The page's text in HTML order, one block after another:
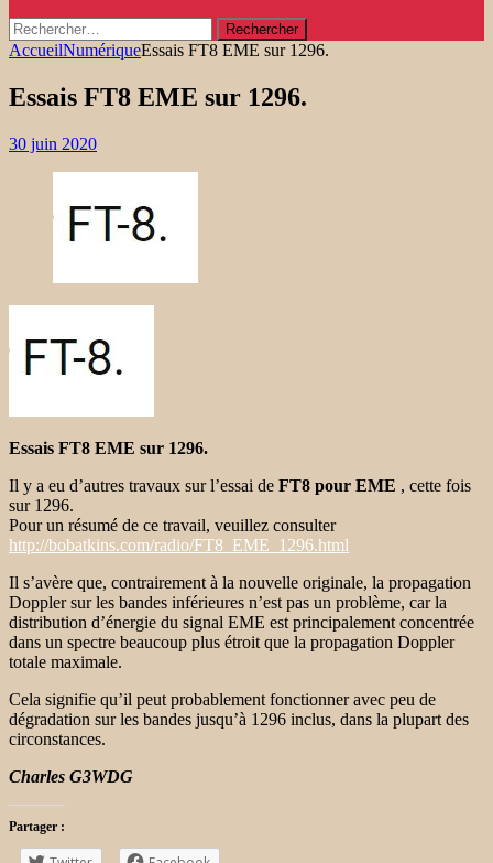
Rechercher :
AccueilNumériqueEssais FT8 EME sur 1296.
Essais FT8 EME sur 1296.
30 juin 2020
Essais FT8 EME sur 1296.
Il y a eu d’autres travaux sur l’essai de FT8 pour EME , cette fois
sur 1296.
Pour un résumé de ce travail, veuillez consulter
http://bobatkins.com/radio/FT8_EME_1296.html
Il s’avère que, contrairement à la nouvelle originale, la propagation
Doppler sur les bandes inférieures n’est pas un problème, car la
distribution d’énergie du signal EME est principalement concentrée
dans un spectre beaucoup plus étroit que la propagation Doppler
totale maximale.
Cela signifie qu’il peut probablement fonctionner avec peu de
dégradation sur les bandes jusqu’à 1296 inclus, dans la plupart des
circonstances.
Charles G3WDG
Partager :